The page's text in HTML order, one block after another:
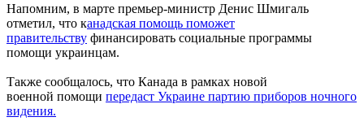
Напомним, в марте премьер-министр Денис Шмигаль
отметил, что канадская помощь поможет
правительству финансировать социальные программы
помощи украинцам.
Также сообщалось, что Канада в рамках новой
военной помощи передаст Украине партию приборов ночного
видения.